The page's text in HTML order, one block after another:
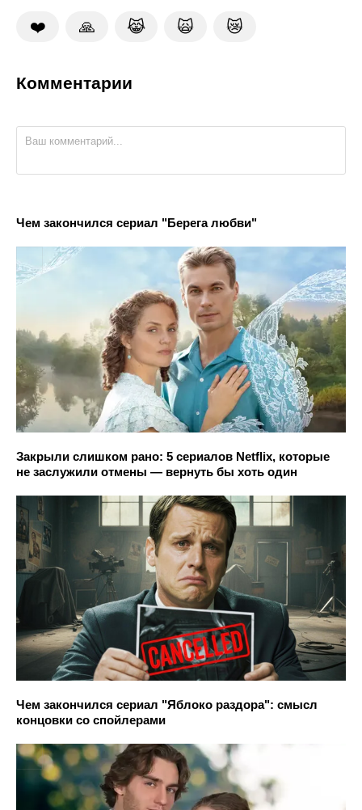
❤️ 🙏 😹 🙀 😿
Комментарии
Чем закончился сериал "Берега любви"
Закрыли слишком рано: 5 сериалов Netflix, которые
не заслужили отмены — вернуть бы хоть один
Чем закончился сериал "Яблоко раздора": смысл
концовки со спойлерами